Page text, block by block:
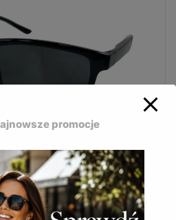
Mosquito MQ-159B
oprawki z czarno-szarą bazą i
idealne na rower i hulajnogę.
promocje